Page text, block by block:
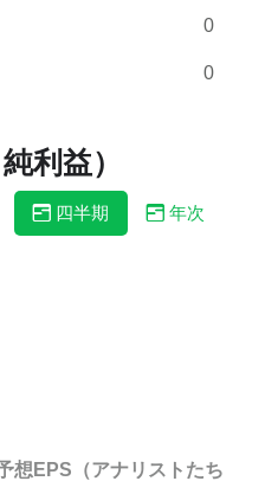
0
0
利益）
四半期 年次
想EPS（アナリストたちの